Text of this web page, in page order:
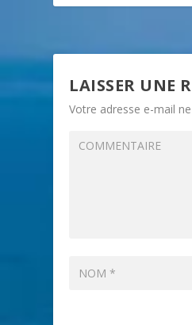
LAISSER UNE
Votre adresse e-mail